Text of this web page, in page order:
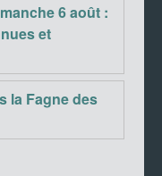
6 août :
et
la Fagne des